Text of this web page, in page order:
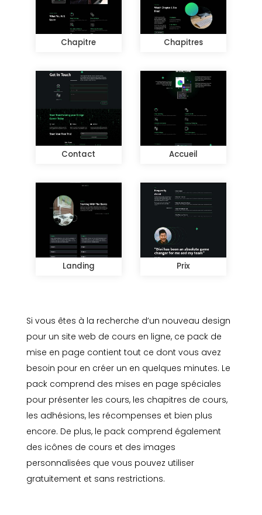
Si vous êtes à la recherche d’un nouveau design
pour un site web de cours en ligne, ce pack de
mise en page contient tout ce dont vous avez
besoin pour en créer un en quelques minutes. Le
pack comprend des mises en page spéciales
pour présenter les cours, les chapitres de cours,
les adhésions, les récompenses et bien plus
encore. De plus, le pack comprend également
des icônes de cours et des images
personnalisées que vous pouvez utiliser
gratuitement et sans restrictions.
Chapitre Chapitres
Contact Accueil
Landing Prix